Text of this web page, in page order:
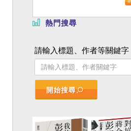
熱門搜尋
請輸入標題、作者等關鍵字
開始搜尋